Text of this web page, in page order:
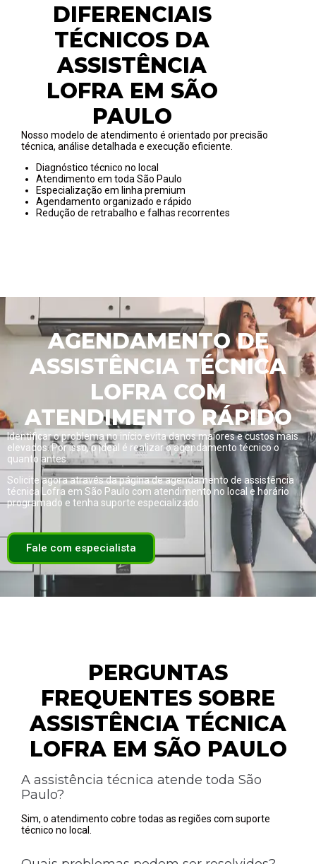
DIFERENCIAIS
TÉCNICOS DA
ASSISTÊNCIA
LOFRA EM SÃO
PAULO
Nosso modelo de atendimento é orientado por precisão
técnica, análise detalhada e execução eficiente.
Diagnóstico técnico no local
Atendimento em toda São Paulo
Especialização em linha premium
Agendamento organizado e rápido
Redução de retrabalho e falhas recorrentes
AGENDAMENTO DE
ASSISTÊNCIA TÉCNICA
LOFRA COM
ATENDIMENTO RÁPIDO
Identificar o problema no início evita danos maiores e custos mais
elevados. Por isso, o ideal é realizar o agendamento técnico o
quanto antes.
Solicite agora através da página deagendamento de assistência
técnica Lofra em São Paulo com atendimento no local e horário
programado e tenha suporte especializado.
Fale com especialista
PERGUNTAS
FREQUENTES SOBRE
ASSISTÊNCIA TÉCNICA
LOFRA EM SÃO PAULO
A assistência técnica atende toda São
Paulo?
Sim, o atendimento cobre todas as regiões com suporte
técnico no local.